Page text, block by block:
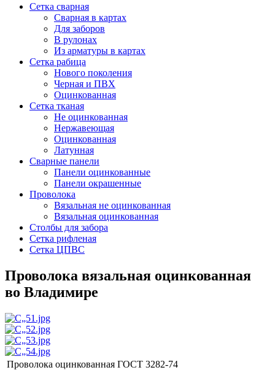
Сетка сварная
Сварная в картах
Для заборов
В рулонах
Из арматуры в картах
Сетка рабица
Нового поколения
Черная и ПВХ
Оцинкованная
Сетка тканая
Не оцинкованная
Нержавеющая
Оцинкованная
Латунная
Сварные панели
Панели оцинкованные
Панели окрашенные
Проволока
Вязальная не оцинкованная
Вязальная оцинкованная
Столбы для забора
Сетка рифленая
Сетка ЦПВС
Проволока вязальная оцинкованная
во Владимире
Проволока оцинкованная ГОСТ 3282-74